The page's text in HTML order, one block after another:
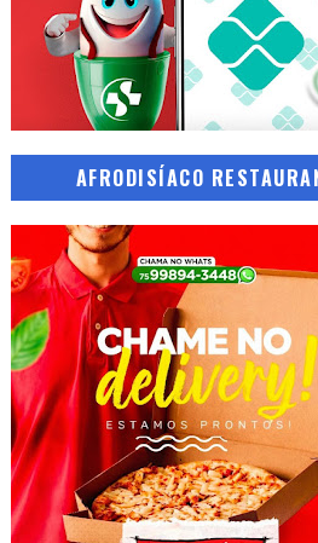
AFRODISÍACO